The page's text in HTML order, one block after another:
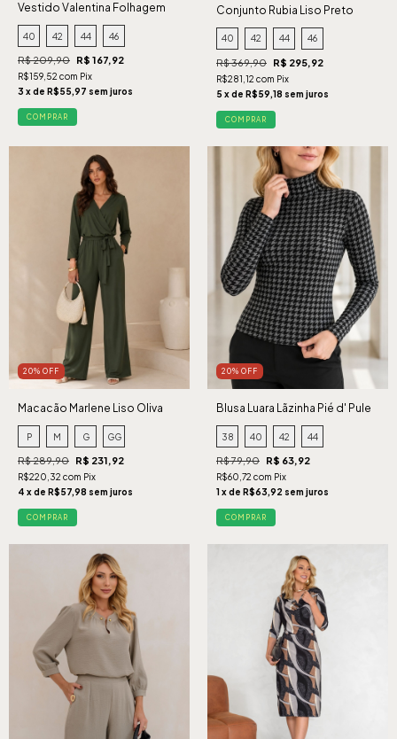
Vestido Valentina Folhagem
Preto
40 42 44 46
R$ 209,90 R$ 167,92
R$159,52 com Pix
3 x de R$55,97 sem juros
COMPRAR
Conjunto Rubia Liso Preto
40 42 44 46
R$ 369,90 R$ 295,92
R$281,12 com Pix
5 x de R$59,18 sem juros
COMPRAR
20% OFF
Macacão Marlene Liso Oliva
P M G GG
R$ 289,90 R$ 231,92
R$220,32 com Pix
4 x de R$57,98 sem juros
COMPRAR
20% OFF
Blusa Luara Lãzinha Pié d' Pule
38 40 42 44
R$ 79,90 R$ 63,92
R$60,72 com Pix
1 x de R$63,92 sem juros
COMPRAR